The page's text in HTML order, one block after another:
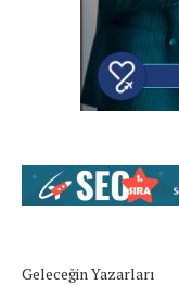
Geleceğin Yazarları